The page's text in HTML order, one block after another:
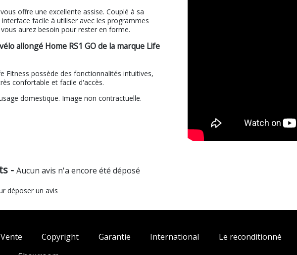
offre une excellente assise. Couplé à sa
facile à utiliser avec les programmes
aurez besoin pour rester en forme.
allongé Home RS1 GO de la marque Life
Fitness possède des fonctionnalités intuitives,
confortable et facile d'accès.
domestique. Image non contractuelle.
- Aucun avis n'a encore été déposé
déposer un avis
Copyright Garantie International Le reconditionné